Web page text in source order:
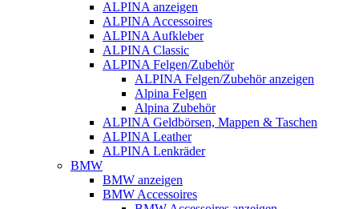
ALPINA anzeigen
ALPINA Accessoires
ALPINA Aufkleber
ALPINA Classic
ALPINA Felgen/Zubehör
ALPINA Felgen/Zubehör anzeigen
Alpina Felgen
Alpina Zubehör
ALPINA Geldbörsen, Mappen & Taschen
ALPINA Leather
ALPINA Lenkräder
BMW
BMW anzeigen
BMW Accessoires